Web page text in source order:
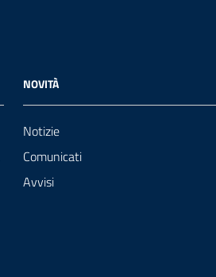
NOVITÀ
Notizie
Comunicati
Avvisi